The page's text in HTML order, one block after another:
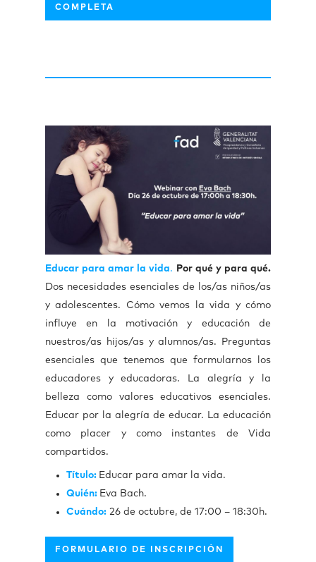
COMPLETA
Educar para amar la vida.
Por qué y para qué.
Dos necesidades esenciales de los/as niños/as
y adolescentes. Cómo vemos la vida y cómo
influye en la motivación y educación de
nuestros/as hijos/as y alumnos/as. Preguntas
esenciales que tenemos que formularnos los
educadores y educadoras. La alegría y la
belleza como valores educativos esenciales.
Educar por la alegría de educar. La educación
como placer y como instantes de Vida
compartidos.
Título: Educar para amar la vida.
Quién: Eva Bach.
Cuándo: 26 de octubre, de 17:00 – 18:30h.
FORMULARIO DE INSCRIPCIÓN